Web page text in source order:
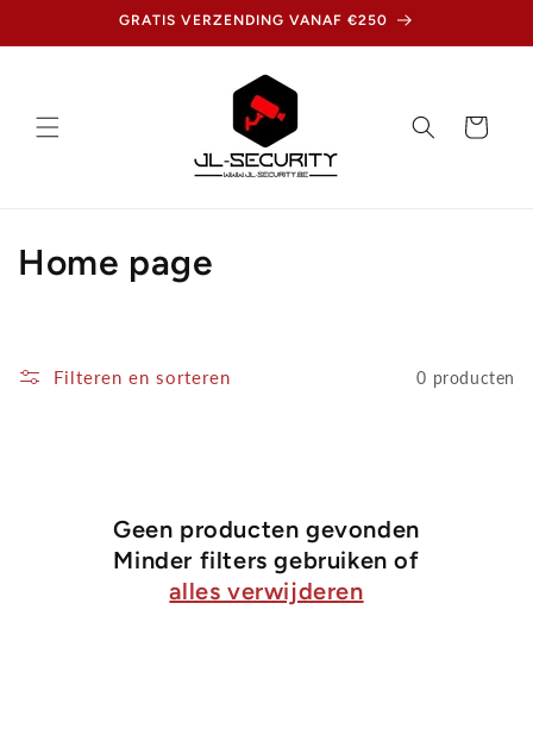
content
GRATIS VERZENDING VANAF €250
Winkelwagen
C
Home page
Filteren en sorteren 0 producten
Geen producten gevonden
Minder filters gebruiken of
alles verwijderen